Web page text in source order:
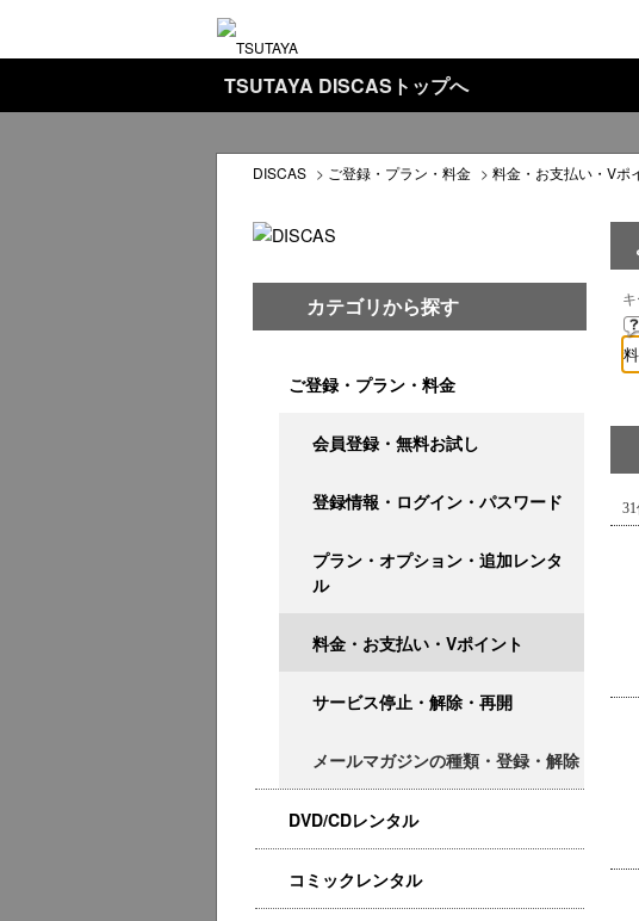
TSUTAYA DISCASトップへ
DISCAS > ご登録・プラン・料金 > 料金・お支払い・Vポ
カテゴリから探す
ご登録・プラン・料金
会員登録・無料お試し
登録情報・ログイン・パスワード
プラン・オプション・追加レンタ
ル
料金・お支払い・Vポイント
サービス停止・解除・再開
メールマガジンの種類・登録・解除
DVD/CDレンタル
コミックレンタル